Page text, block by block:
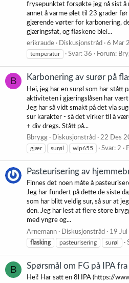
frysepunktet forsøkte jeg nå sist å
annet å varme ølet til 23 grader
gjærende vørter for karbonering,
gjæringsfat, og flaskene blei...
erikraude
Diskusjonstråd 6 Mar
temperatur
Svar: 36 Forum:
B Karbonering av surør på
Hei, jeg har en surøl som har stått
aktiviteten i gjæringslåsen har
Jeg har så vidt smakt på det via
sur karakter - så det virker til å
+ div dregs. Stått på...
Bbrygg
Diskusjonstråd 22 Des
gjær
surøl wlp655 Svar: 2
Pasteurisering av
Finnes det noen måte å
Jeg har fundert på dette de siste
som har blitt veldig sur, så sur at
den. Jeg har lest at flere store
med yngre og...
Arnemann
Diskusjonstråd 19
flasking
pasteurisering surøl
B Spørsmål om FG på IPA
Hei! Har satt en 8l IPA (https://